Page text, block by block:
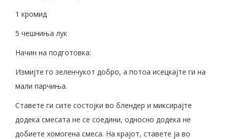
1 кромид
5 чешниња лук
Начин на подготовка:
Измијте го зеленчукот добро, а потоа исецкајте ги на
мали парчиња.
Ставете ги сите состојки во блендер и миксирајте
додека смесата не се соедини, односно додека не
добиете хомогена смеса. На крајот, ставете ја во